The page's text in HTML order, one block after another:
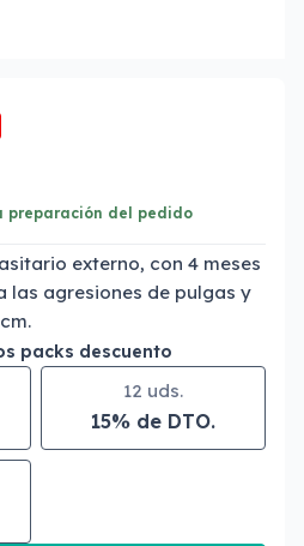
preparación del pedido
externo, con 4 meses
las agresiones de pulgas y
packs descuento
12 uds.
15% de DTO.